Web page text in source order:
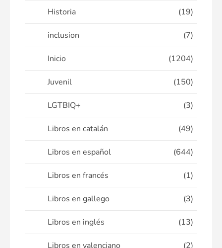
Historia (19)
inclusion (7)
Inicio (1204)
Juvenil (150)
LGTBIQ+ (3)
Libros en catalán (49)
Libros en español (644)
Libros en francés (1)
Libros en gallego (3)
Libros en inglés (13)
Libros en valenciano (2)